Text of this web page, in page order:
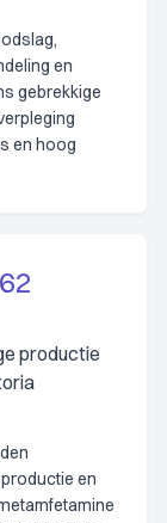
en
gebrekkige
en hoog
productie
en